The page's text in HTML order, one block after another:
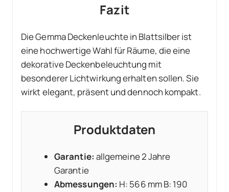
Fazit
Die Gemma Deckenleuchte in Blattsilber ist
eine hochwertige Wahl für Räume, die eine
dekorative Deckenbeleuchtung mit
besonderer Lichtwirkung erhalten sollen. Sie
wirkt elegant, präsent und dennoch kompakt.
Produktdaten
Garantie: allgemeine 2 Jahre
Garantie
Abmessungen: H: 566 mm B: 190